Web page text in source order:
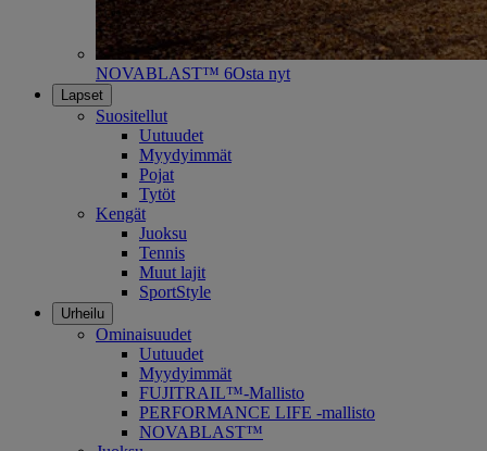
NOVABLAST™ 6Osta nyt
Lapset
Suositellut
Uutuudet
Myydyimmät
Pojat
Tytöt
Kengät
Juoksu
Tennis
Muut lajit
SportStyle
Urheilu
Ominaisuudet
Uutuudet
Myydyimmät
FUJITRAIL™-Mallisto
PERFORMANCE LIFE -mallisto
NOVABLAST™